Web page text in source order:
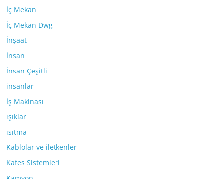
İç Mekan
İç Mekan Dwg
İnşaat
İnsan
İnsan Çeşitli
insanlar
İş Makinası
ışıklar
ısıtma
Kablolar ve iletkenler
Kafes Sistemleri